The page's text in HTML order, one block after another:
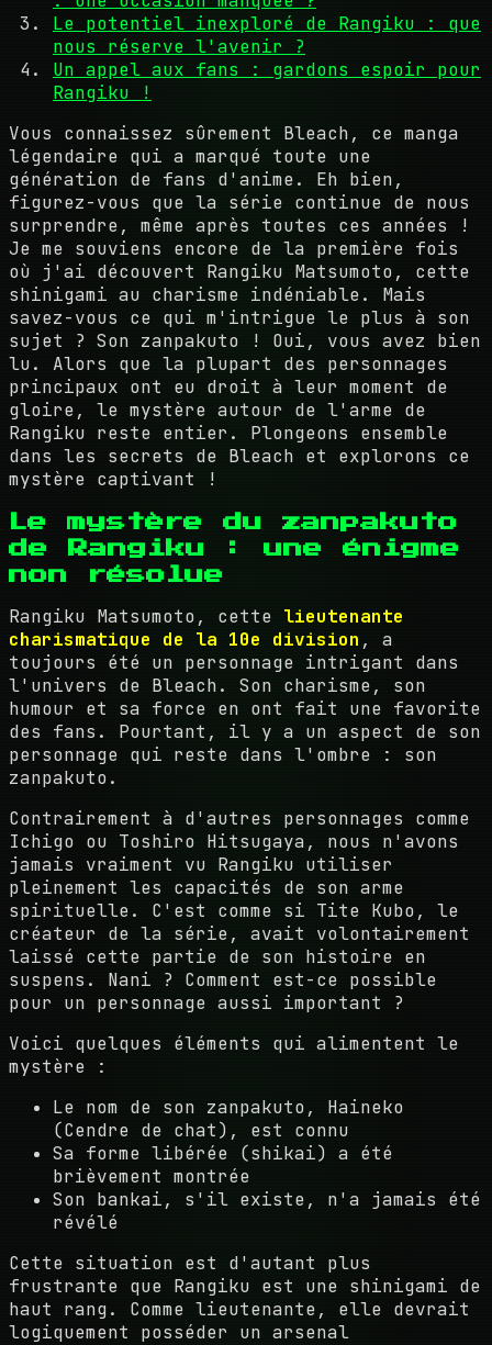
Le potentiel inexploré de Rangiku : que
nous réserve l'avenir ?
Un appel aux fans : gardons espoir pour
Rangiku !
Vous connaissez sûrement Bleach, ce manga
légendaire qui a marqué toute une
génération de fans d'anime. Eh bien,
figurez-vous que la série continue de nous
surprendre, même après toutes ces années !
Je me souviens encore de la première fois
où j'ai découvert Rangiku Matsumoto, cette
shinigami au charisme indéniable. Mais
savez-vous ce qui m'intrigue le plus à son
sujet ? Son zanpakuto ! Oui, vous avez bien
lu. Alors que la plupart des personnages
principaux ont eu droit à leur moment de
gloire, le mystère autour de l'arme de
Rangiku reste entier. Plongeons ensemble
dans les secrets de Bleach et explorons ce
mystère captivant !
Le mystère du zanpakuto
de Rangiku : une énigme
non résolue
Rangiku Matsumoto, cette lieutenante
charismatique de la 10e division , a
toujours été un personnage intrigant dans
l'univers de Bleach. Son charisme, son
humour et sa force en ont fait une favorite
des fans. Pourtant, il y a un aspect de son
personnage qui reste dans l'ombre : son
zanpakuto.
Contrairement à d'autres personnages comme
Ichigo ou Toshiro Hitsugaya, nous n'avons
jamais vraiment vu Rangiku utiliser
pleinement les capacités de son arme
spirituelle. C'est comme si Tite Kubo, le
créateur de la série, avait volontairement
laissé cette partie de son histoire en
suspens. Nani ? Comment est-ce possible
pour un personnage aussi important ?
Voici quelques éléments qui alimentent le
mystère :
Le nom de son zanpakuto, Haineko
(Cendre de chat), est connu
Sa forme libérée (shikai) a été
brièvement montrée
Son bankai, s'il existe, n'a jamais été
révélé
Cette situation est d'autant plus
frustrante que Rangiku est une shinigami de
haut rang. Comme lieutenante, elle devrait
logiquement posséder un arsenal